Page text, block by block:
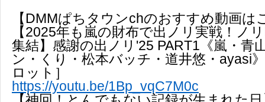
【DMMぱちタウンchのおすすめ動画は
【2025年も嵐の財布で出ノリ実戦！ノ
集結】感謝の出ノリ'25 PART1《嵐・青
ン・くり・松本バッチ・道井悠・ayasi
ロット］
https://youtu.be/1Bp_vqC7M0c